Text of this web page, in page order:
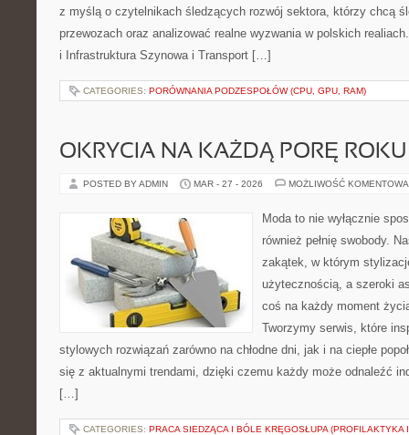
z myślą o czytelnikach śledzących rozwój sektora, którzy chcą
przewozach oraz analizować realne wyzwania w polskich
i Infrastruktura Szynowa i Transport […]
CATEGORIES: PORÓWNANIA PODZESPOŁÓW (CPU, GPU, RAM)
OKRYCIA NA KAŻDĄ PORĘ ROKU
POSTED BY ADMIN MAR - 27 - 2026 MOŻLIWOŚĆ
Moda to nie wyłącznie
również pełnię swobody.
zakątek, w którym
użytecznością, a szeroki
coś na każdy moment
Tworzymy serwis, które
stylowych rozwiązań zarówno na chłodne dni, jak i na ciepłe
się z aktualnymi trendami, dzięki czemu każdy może odnaleźć
[…]
CATEGORIES: PRACA SIEDZĄCA I BÓLE KRĘGOSŁUPA (PROFILAKTYKA